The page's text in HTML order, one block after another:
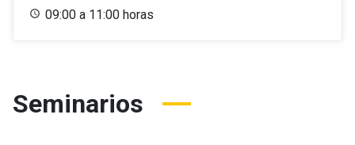
09:00 a 11:00 horas
Seminarios